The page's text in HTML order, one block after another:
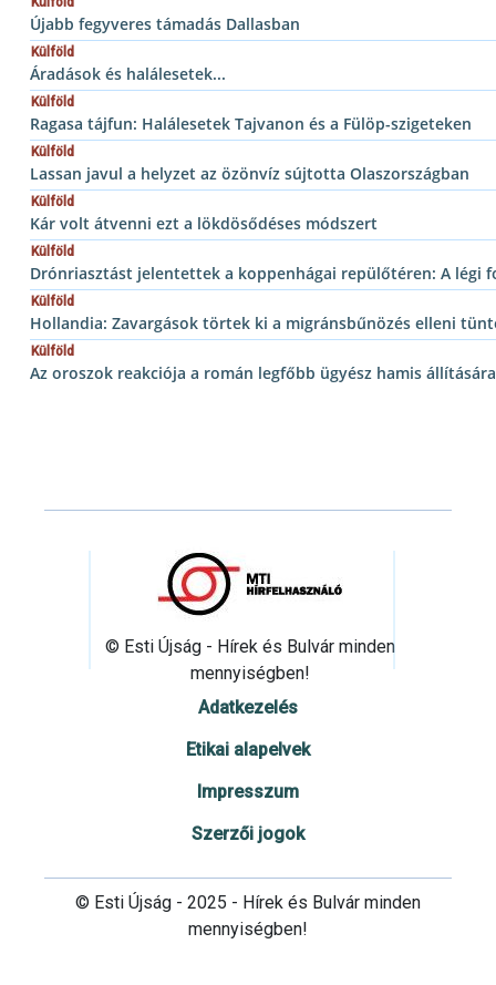
Újabb fegyveres támadás Dallasban
Külföld
Áradások és halálesetek...
Külföld
Ragasa tájfun: Halálesetek Tajvanon és a Fülöp-szigeteken
Külföld
Lassan javul a helyzet az özönvíz sújtotta Olaszországban
Külföld
Kár volt átvenni ezt a lökdösődéses módszert
Külföld
Drónriasztást jelentettek a koppenhágai repülőtéren: A légi
Külföld
Hollandia: Zavargások törtek ki a migránsbűnözés elleni
Külföld
Az oroszok reakciója a román legfőbb ügyész hamis állítására
© Esti Újság - Hírek és Bulvár minden
mennyiségben!
Adatkezelés
Etikai alapelvek
Impresszum
Szerzői jogok
© Esti Újság - 2025 - Hírek és Bulvár minden
mennyiségben!